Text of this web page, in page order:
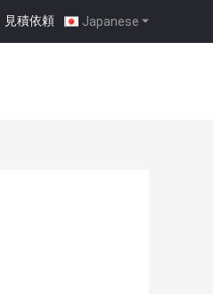
Japanese
見積依頼 |